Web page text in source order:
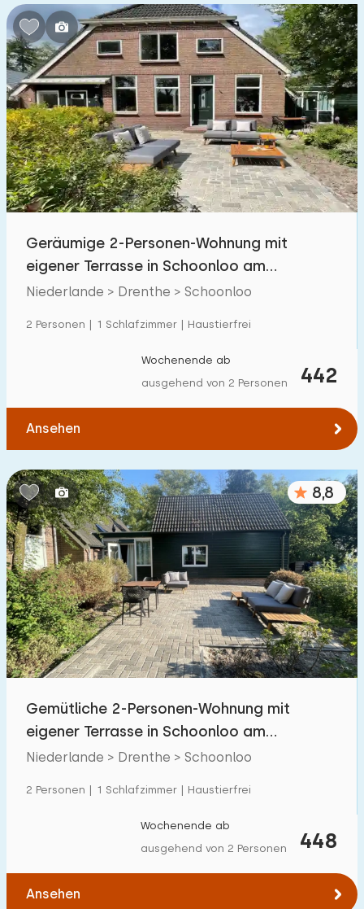
Kinderfreundlich
Kindermöbel 2
Eingezäunter Garten 2
Spielgeräte im Garten 7
Hallenbad 1
Freibad 0
Kinderanimation
Kindereinrichtungen im Park
Zugänglichkeit
Eingeschränkte Mobilität
Rollstuhlgerecht
Hilfsmittel
Geräumige 2-Personen-Wohnung mit
eigener Terrasse in Schoonloo am
Waldrand
Niederlande > Drenthe > Schoonloo
2 Personen | 1 Schlafzimmer | Haustierfrei
442
Wochenende ab
ausgehend von 2 Personen
Ansehen
8,8
Gemütliche 2-Personen-Wohnung mit
eigener Terrasse in Schoonloo am
Waldrand
Niederlande > Drenthe > Schoonloo
2 Personen | 1 Schlafzimmer | Haustierfrei
448
Wochenende ab
ausgehend von 2 Personen
Ansehen